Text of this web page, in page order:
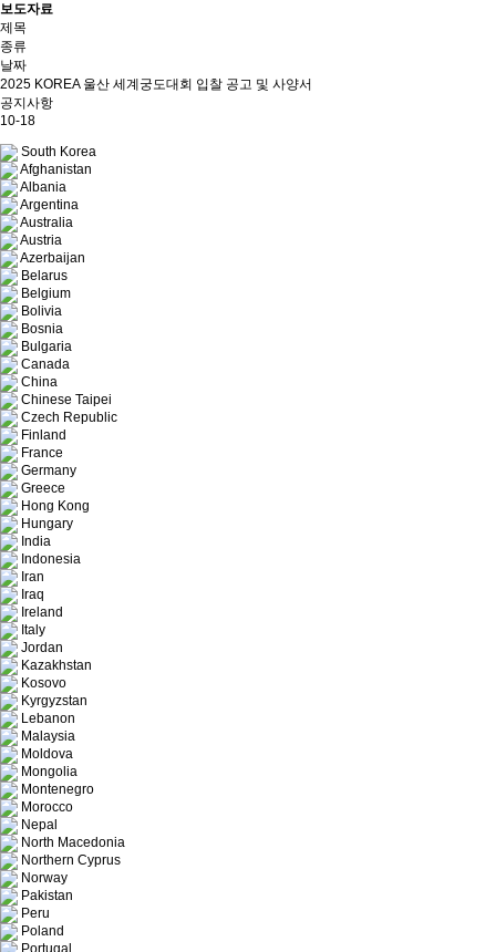
보도자료
제목
종류
날짜
2025 KOREA 울산 세계궁도대회 입찰 공고 및 사양서
공지사항
10-18
South Korea
Afghanistan
Albania
Argentina
Australia
Austria
Azerbaijan
Belarus
Belgium
Bolivia
Bosnia
Bulgaria
Canada
China
Chinese Taipei
Czech Republic
Finland
France
Germany
Greece
Hong Kong
Hungary
India
Indonesia
Iran
Iraq
Ireland
Italy
Jordan
Kazakhstan
Kosovo
Kyrgyzstan
Lebanon
Malaysia
Moldova
Mongolia
Montenegro
Morocco
Nepal
North Macedonia
Northern Cyprus
Norway
Pakistan
Peru
Poland
Portugal